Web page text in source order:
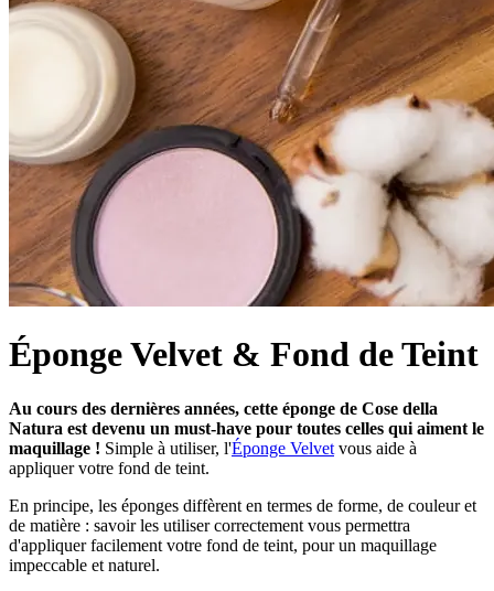
Éponge Velvet & Fond de Teint
Au cours des dernières années, cette éponge de Cose della
Natura est devenu un must-have pour toutes celles qui aiment le
maquillage ! Simple à utiliser, l'Éponge Velvet vous aide à
appliquer votre fond de teint.
En principe, les éponges diffèrent en termes de forme, de couleur et
de matière : savoir les utiliser correctement vous permettra
d'appliquer facilement votre fond de teint, pour un maquillage
impeccable et naturel.